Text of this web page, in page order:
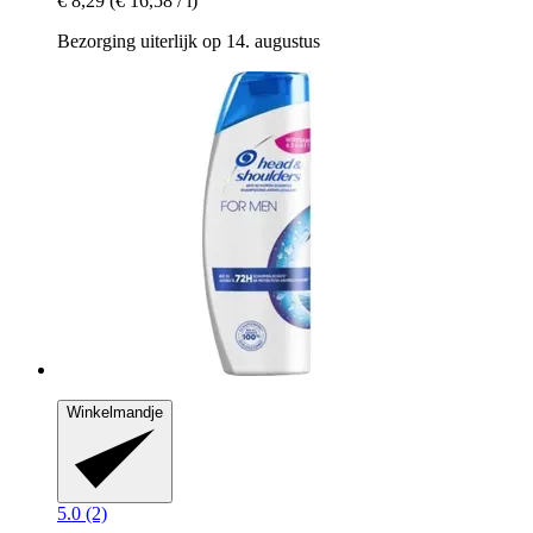
Bezorging uiterlijk op 14. augustus
Winkelmandje
5.0 (2)